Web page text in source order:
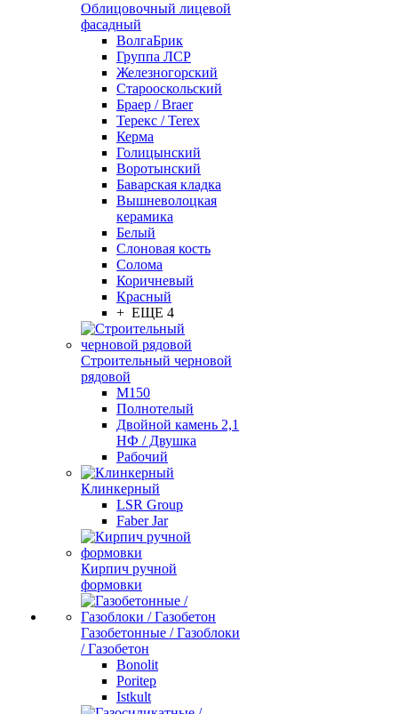
Облицовочный лицевой
фасадный
ВолгаБрик
Группа ЛСР
Железногорский
Старооскольский
Браер / Braer
Терекс / Terex
Керма
Голицынский
Воротынский
Баварская кладка
Вышневолоцкая
керамика
Белый
Слоновая кость
Солома
Коричневый
Красный
+ ЕЩЕ 4
Строительный черновой
рядовой
М150
Полнотелый
Двойной камень 2,1
НФ / Двушка
Рабочий
Клинкерный
LSR Group
Faber Jar
Кирпич ручной
формовки
Газобетонные / Газоблоки
/ Газобетон
Bonolit
Poritep
Istkult